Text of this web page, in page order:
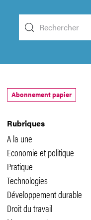
Rubriques
A la une
Economie et politique
Pratique
Technologies
Développement durable
Droit du travail
Abonnement papier